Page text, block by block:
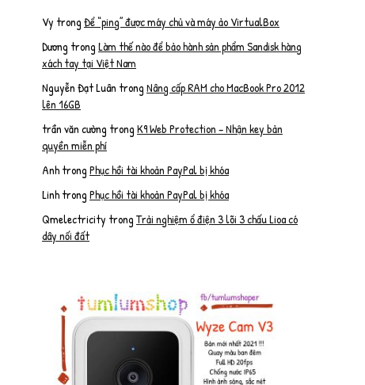
Vy trongĐể “ping” được máy chủ và máy ảo VirtualBox
Dương trongLàm thế nào để bảo hành sản phẩm Sandisk hàng
xách tay tại Việt Nam
Nguyễn Đạt Luân trongNâng cấp RAM cho MacBook Pro 2012
lên 16GB
trần văn cường trongK9 Web Protection – Nhận key bản
quyền miễn phí
AnhtrongPhục hồi tài khoản PayPal bị khóa
LinhtrongPhục hồi tài khoản PayPal bị khóa
Qmelectricity trongTrải nghiệm ổ điện 3 lõi 3 chấu Lioa có
dây nối đất